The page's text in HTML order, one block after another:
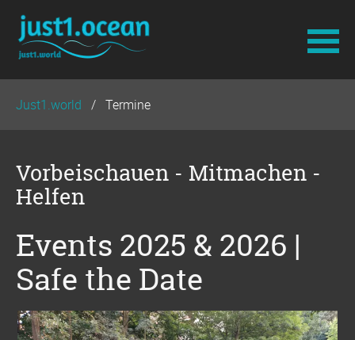
überspringen
Just1.world Termine
Vorbeischauen - Mitmachen -
Helfen
Events 2025 & 2026 |
Safe the Date